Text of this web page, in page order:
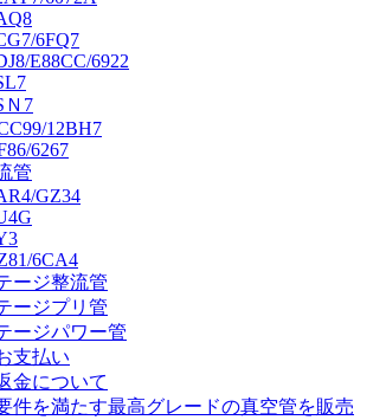
6FQ7
E88CC/6922
Ｎ7
12BH7
6267
管
GZ34
6CA4
ージ整流管
ージプリ管
ージパワー管
支払い
金について
件を満たす最高グレードの真空管を販売